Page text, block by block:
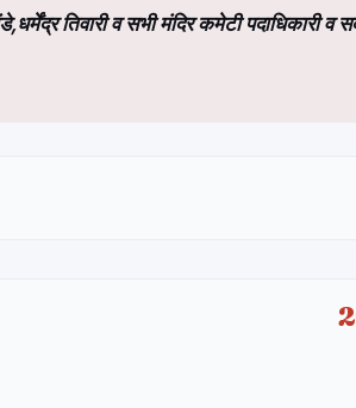
तिवारी व सभी मंदिर कमेटी पदाधिकारी व